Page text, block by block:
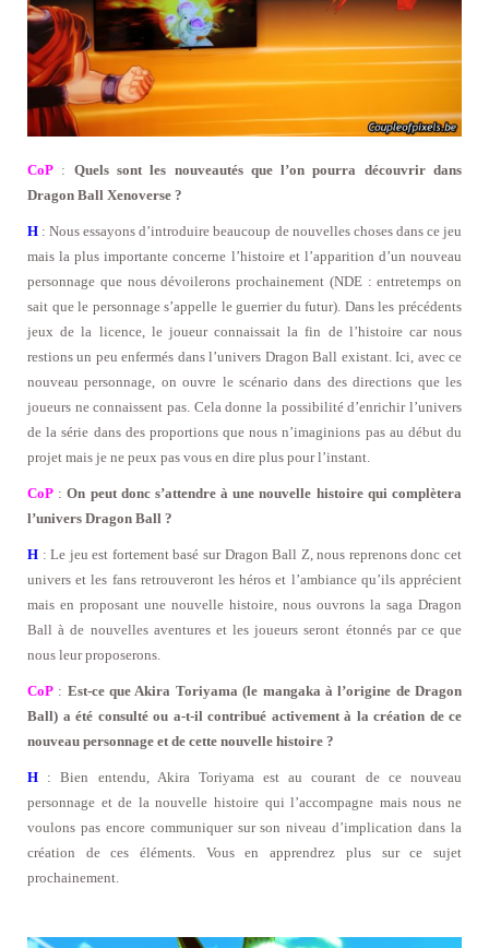
CoP : Quels sont les nouveautés que l’on pourra découvrir dans
Dragon Ball Xenoverse ?
H : Nous essayons d’introduire beaucoup de nouvelles choses dans ce jeu
mais la plus importante concerne l’histoire et l’apparition d’un nouveau
personnage que nous dévoilerons prochainement (NDE : entretemps on
sait que le personnage s’appelle le guerrier du futur). Dans les précédents
jeux de la licence, le joueur connaissait la fin de l’histoire car nous
restions un peu enfermés dans l’univers Dragon Ball existant. Ici, avec ce
nouveau personnage, on ouvre le scénario dans des directions que les
joueurs ne connaissent pas. Cela donne la possibilité d’enrichir l’univers
de la série dans des proportions que nous n’imaginions pas au début du
projet mais je ne peux pas vous en dire plus pour l’instant.
CoP :On peut donc s’attendre à une nouvelle histoire qui complètera
l’univers Dragon Ball ?
H : Le jeu est fortement basé sur Dragon Ball Z, nous reprenons donc cet
univers et les fans retrouveront les héros et l’ambiance qu’ils apprécient
mais en proposant une nouvelle histoire, nous ouvrons la saga Dragon
Ball à de nouvelles aventures et les joueurs seront étonnés par ce que
nous leur proposerons.
CoP : Est-ce que Akira Toriyama (le mangaka à l’origine de Dragon
Ball) a été consulté ou a-t-il contribué activement à la création de ce
nouveau personnage et de cette nouvelle histoire ?
H : Bien entendu, Akira Toriyama est au courant de ce nouveau
personnage et de la nouvelle histoire qui l’accompagne mais nous ne
voulons pas encore communiquer sur son niveau d’implication dans la
création de ces éléments. Vous en apprendrez plus sur ce sujet
prochainement.